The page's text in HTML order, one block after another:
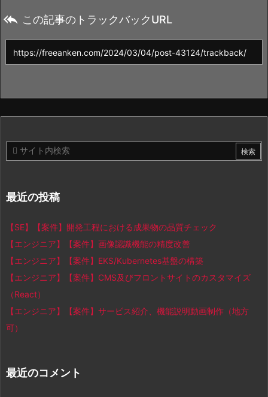
 この記事のトラックバックURL
最近の投稿
【SE】【案件】開発工程における成果物の品質チェック
【エンジニア】【案件】画像認識機能の精度改善
【エンジニア】【案件】EKS/Kubernetes基盤の構築
【エンジニア】【案件】CMS及びフロントサイトのカスタマイズ
（React）
【エンジニア】【案件】サービス紹介、機能説明動画制作（地方
可）
最近のコメント